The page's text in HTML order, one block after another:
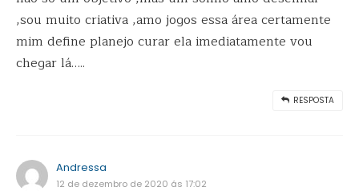
,sou muito criativa ,amo jogos essa área certamente
mim define planejo curar ela imediatamente vou
chegar lá…..
RESPOSTA
Andressa
12 de dezembro de 2020 ás 17:02